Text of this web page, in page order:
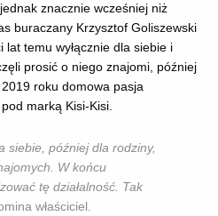
znacznie wcześniej niż
buraczany Krzysztof Goliszewski
lat temu wyłącznie dla siebie i
prosić o niego znajomi, później
roku domowa pasja
marką Kisi-Kisi.
siebie, później dla rodziny,
W końcu
tę działalność. Tak
właściciel.